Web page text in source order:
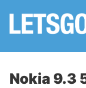
Nokia 9.3